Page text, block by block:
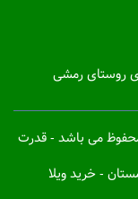
می باشد - قدرت
-خرید ویلا